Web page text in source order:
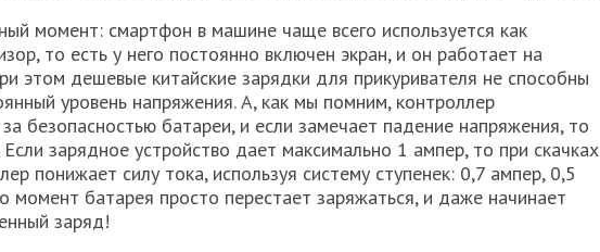
момент: смартфон в машине чаще всего используется как
то есть у него постоянно включен экран, и он работает на
этом дешевые китайские зарядки для прикуривателя не способны
уровень напряжения. А, как мы помним, контроллер
безопасностью батареи, и если замечает падение напряжения, то
зарядное устройство дает максимально 1 ампер, то при скачках
понижает силу тока, используя систему ступенек: 0,7 ампер, 0,5
момент батарея просто перестает заряжаться, и даже начинает
заряд!